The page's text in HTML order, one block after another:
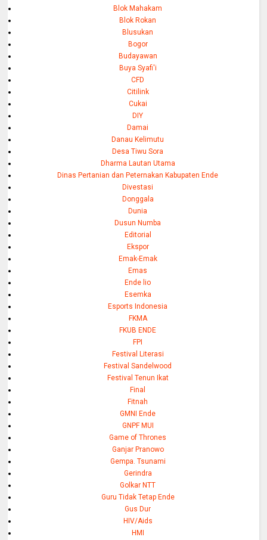
Blok Mahakam
Blok Rokan
Blusukan
Bogor
Budayawan
Buya Syafi'i
CFD
Citilink
Cukai
DIY
Damai
Danau Kelimutu
Desa Tiwu Sora
Dharma Lautan Utama
Dinas Pertanian dan Peternakan Kabupaten Ende
Divestasi
Donggala
Dunia
Dusun Numba
Editorial
Ekspor
Emak-Emak
Emas
Ende lio
Esemka
Esports Indonesia
FKMA
FKUB ENDE
FPI
Festival Literasi
Festival Sandelwood
Festival Tenun Ikat
Final
Fitnah
GMNI Ende
GNPF MUI
Game of Thrones
Ganjar Pranowo
Gempa. Tsunami
Gerindra
Golkar NTT
Guru Tidak Tetap Ende
Gus Dur
HIV/Aids
HMI